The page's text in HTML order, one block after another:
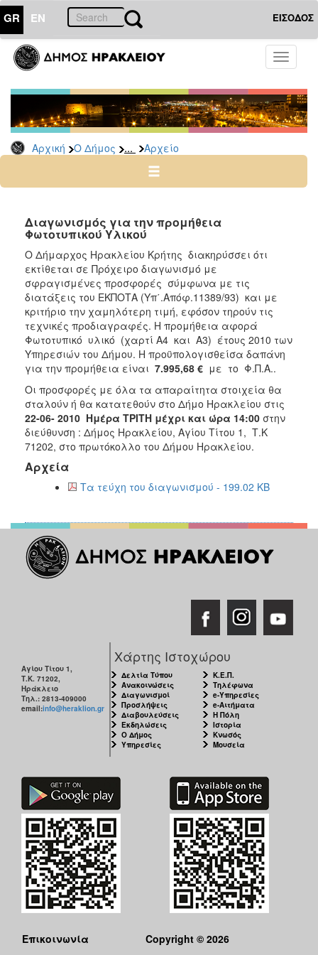
GR EN ΕΙΣΟΔΟΣ
Toggle
Αρχική Ο Δήμος ... Αρχείο
ΔΗΜΟΣ
Διακηρύξεις
Δημοπρασίες
Αρχείο
2025
2023
2022
2021
2020
2019
2018
2017
2016
2015
2013
ΠΟΛΙΤΙΣΜΟΣ
ΑΝΘΕΚΤΙΚΗ
Διαγωνισμός για την προμήθεια
Φωτοτυπικού Υλικού
Ο Δήμαρχος Ηρακλείου Κρήτης διακηρύσσει ότι
εκτίθεται σε Πρόχειρο διαγωνισμό με
σφραγισμένες προσφορές σύμφωνα με τις
διατάξεις του ΕΚΠΟΤΑ (Υπ΄.Απόφ.11389/93) και με
κριτήριο την χαμηλότερη τιμή, εφόσον τηρούν τις
τεχνικές προδιαγραφές. Η προμήθεια αφορά
Φωτοτυπικό υλικό (χαρτί Α4 και Α3) έτους 2010 των
Υπηρεσιών του Δήμου. Η προϋπολογισθείσα δαπάνη
για την προμήθεια είναι 7.995,68 € με το Φ.Π.Α..
Οι προσφορές με όλα τα απαραίτητα στοιχεία θα
σταλούν ή θα κατατεθούν στο Δήμο Ηρακλείου στις
22-06- 2010 Ημέρα ΤΡΙΤΗ μέχρι και ώρα 14:00 στην
διεύθυνση : Δήμος Ηρακλείου, Αγίου Τίτου 1, Τ.Κ
71202, στο πρωτόκολλο του Δήμου Ηρακλείου.
Αρχεία
Τα τεύχη του διαγωνισμού - 199.02 KB
Αγίου Τίτου 1,
Τ.Κ. 71202,
Ηράκλειο
Τηλ.: 2813-409000
email:info@heraklion.gr
Χάρτης Ιστοχώρου
Δελτία Τύπου
Ανακοινώσεις
Διαγωνισμοί
Προσλήψεις
Διαβουλεύσεις
Εκδηλώσεις
Ο Δήμος
Υπηρεσίες
Κ.Ε.Π.
Τηλέφωνα
e-Υπηρεσίες
e-Αιτήματα
Η Πόλη
Ιστορία
Κνωσός
Μουσεία
Επικοινωνία Copyright © 2026